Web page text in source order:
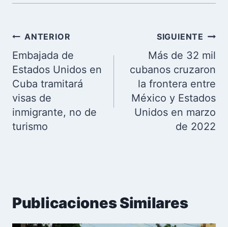
Navegación
de
entradas
ANTERIOR
Embajada de
Estados Unidos en
Cuba tramitará
visas de
inmigrante, no de
turismo
SIGUIENTE
Más de 32 mil
cubanos cruzaron
la frontera entre
México y Estados
Unidos en marzo
de 2022
Publicaciones Similares